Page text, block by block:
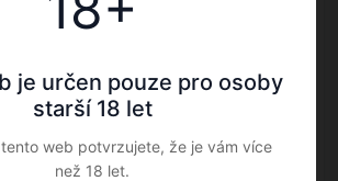
je určen pouze pro osoby
starší 18 let
web potvrzujete, že je vám více
než 18 let.
40 %
Kanada